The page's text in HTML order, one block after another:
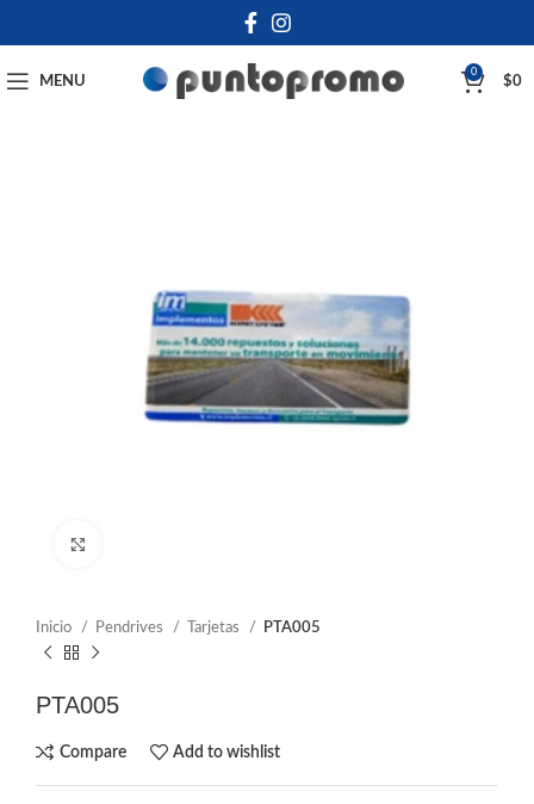
MENU
0
$0
Inicio Pendrives Tarjetas PTA005
PTA005
Compare Add to wishlist